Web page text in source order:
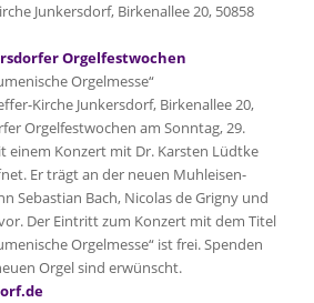
Junkersdorf, Birkenallee 20, 50858
Orgelfestwochen
Orgelmesse“
Kirche Junkersdorf, Birkenallee 20,
Orgelfestwochen am Sonntag, 29.
einem Konzert mit Dr. Karsten Lüdtke
Er trägt an der neuen Muhleisen-
Sebastian Bach, Nicolas de Grigny und
Der Eintritt zum Konzert mit dem Titel
Orgelmesse“ ist frei. Spenden
Orgel sind erwünscht.